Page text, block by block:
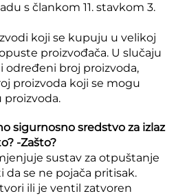
s člankom 11. stavkom 3.
koji se kupuju u velikoj
proizvođača. U slučaju
određeni broj proizvoda,
proizvoda koji se mogu
proizvoda.
sigurnosno sredstvo za izlaz
-Zašto?
sustav za otpuštanje
da se ne pojača pritisak.
ili je ventil zatvoren